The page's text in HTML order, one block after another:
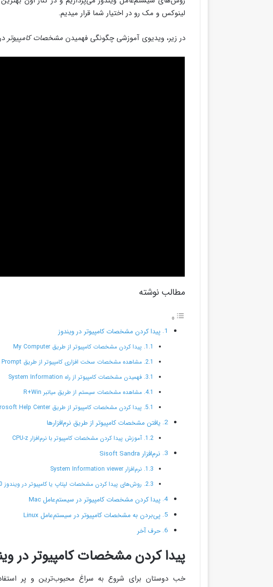
لینوکس و مک رو در اختیار شما قرار میدیم.
در زیر، ویدیوی آموزشی چگونگی فهمیدن مشخصات کامپیوتر
مطالب نوشته
پیدا کردن مشخصات کامپیوتر در ویندوز
پیدا کردن مشخصات کامپیوتر از طریق My Computer
مشاهده مشخصات سخت ­افزاری کامپیوتر از طریق Command Prompt
فهمیدن مشخصات کامپیوتر از راه System Information
مشاهده مشخصات سیستم از طریق میانبر R+Win
پیدا کردن مشخصات کامپیوتر از طریق Microsoft Help Center
یافتن مشخصات کامپیوتر از طریق نرم‌افزارها
آموزش پیدا کردن مشخصات کامپیوتر با نرم‌افزار CPU-z
نرم‌افزار Sisoft Sandra
نرم‌افزار System Information viewer
روش‌های پیدا کردن مشخصات لپ­تاپ یا کامپیوتر در ویندوز 10
پیدا کردن مشخصات کامپیوتر در سیستم‌عامل Mac
پی‌بردن به مشخصات کامپیوتر در سیستم‌عامل Linux
حرف آخر
پیدا کردن مشخصات کامپیوتر در
خب دوستان برای شروع به سراغ محبوب‌­ترین و پر